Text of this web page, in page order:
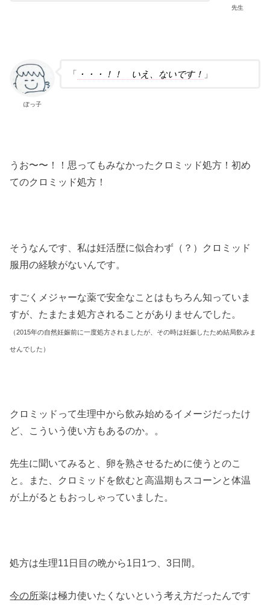
先生
ぽっ子
「 ・・・！！ いえ、ないです！ 」
うお〜〜！！思ってもみなかったクロミッド処方！初め
てのクロミッド処方！
そうなんです、私は妊活歴に似合わず（？）クロミッド
服用の経験がないんです。
すごくメジャーな薬で安全なことはもちろん知っていま
すが、たまたま処方されることがありませんでした。
（2015年の自然妊娠前に一度処方されましたが、その時は妊娠したため結局飲みま
せんでした）
クロミッドって生理中から飲み始めるイメージだったけ
ど、こういう使い方もあるのか。。
先生に聞いてみると、卵を熟させるために使うとのこ
と。また、クロミッドを飲むと高温期もスコーンと体温
が上がるともおっしゃっていました。
処方は生理11日目の晩から1日1つ、3日間。
今の所薬は極力使いたくないという考え方だったんです